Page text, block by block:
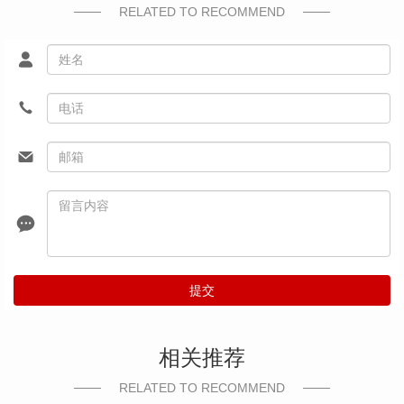
RELATED TO RECOMMEND
提交
相关推荐
RELATED TO RECOMMEND